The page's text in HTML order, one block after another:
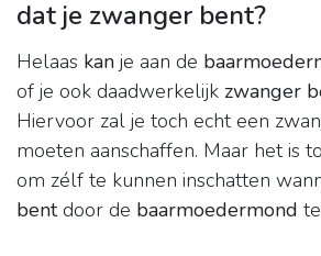
dat je zwanger bent?
Helaas kan je aan de
of je ook daadwerkelijk zwanger
Hiervoor zal je toch echt een
moeten aanschaffen. Maar het is
om zélf te kunnen inschatten
bentdoor de baarmoedermond te